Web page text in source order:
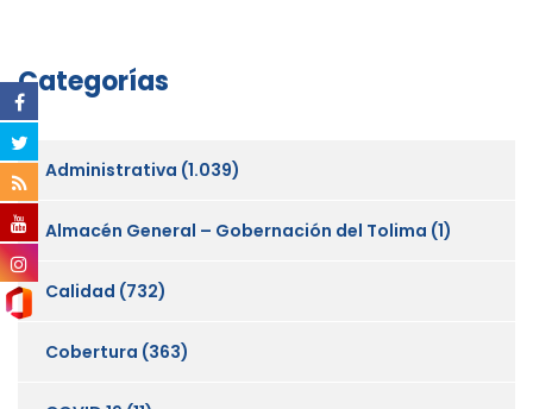
Categorías
Administrativa (1.039)
Almacén General – Gobernación del Tolima (1)
Calidad (732)
Cobertura (363)